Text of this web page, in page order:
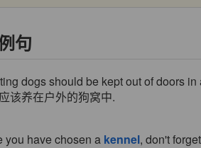
句
dogs should be kept out of doors in
该养在户外的狗窝中.
you have chosen a kennel, don't